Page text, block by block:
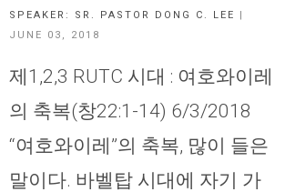
SPEAKER: SR. PASTOR DONG C. LEE
|
JUNE 03, 2018
제1,2,3 RUTC 시대 : 여호와이레
의 축복(창22:1-14) 6/3/2018
“여호와이레”의 축복, 많이 들은
말이다. 바벨탑 시대에 자기 가